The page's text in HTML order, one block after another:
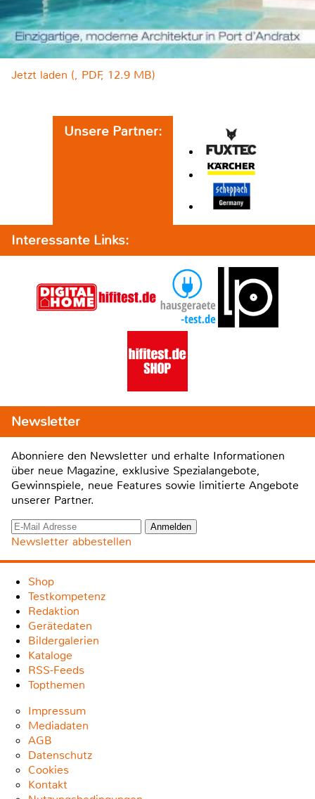
Jetzt laden (, PDF, 12.9 MB)
Unsere Partner:
Interessante Links:
Newsletter
Abonniere den Newsletter und erhalte Informationen
über neue Magazine, exklusive Spezialangebote,
Gewinnspiele, neue Features sowie limitierte Angebote
unserer Partner.
Newsletter abbestellen
Shop
Testkompetenz
Redaktion
Gerätedaten
Bildergalerien
Kataloge
RSS-Feeds
Topthemen
Impressum
Mediadaten
AGB
Datenschutz
Cookies
Kontakt